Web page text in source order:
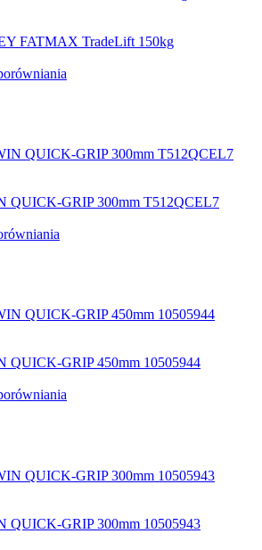
FATMAX TradeLift 150kg
QUICK-GRIP 300mm T512QCEL7
QUICK-GRIP 450mm 10505944
QUICK-GRIP 300mm 10505943